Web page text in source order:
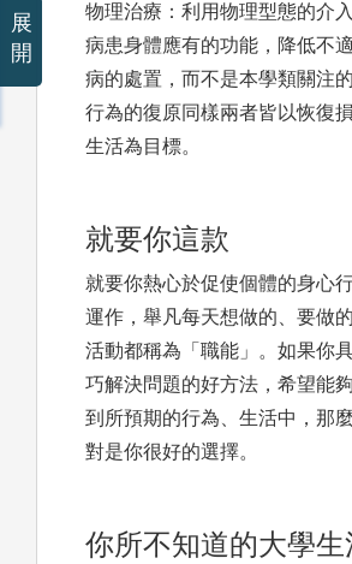
物理治療：利用物理型態的介
病患身體應有的功能，降低不
病的處置，而不是本學類關注
行為的復原同樣兩者皆以恢復
生活為目標。
就要你這款
就要你熱心於促使個體的身心
運作，舉凡每天想做的、要做
活動都稱為「職能」。如果你
巧解決問題的好方法，希望能
到所預期的行為、生活中，那
對是你很好的選擇。
你所不知道的大學生
展
開